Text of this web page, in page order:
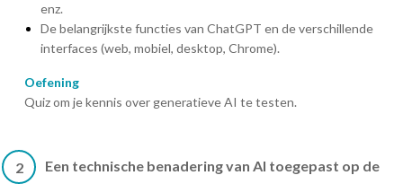
enz.
De belangrijkste functies van ChatGPT en de verschillende
interfaces (web, mobiel, desktop, Chrome).
Oefening
Quiz om je kennis over generatieve AI te testen.
2
Een technische benadering van AI toegepast op de